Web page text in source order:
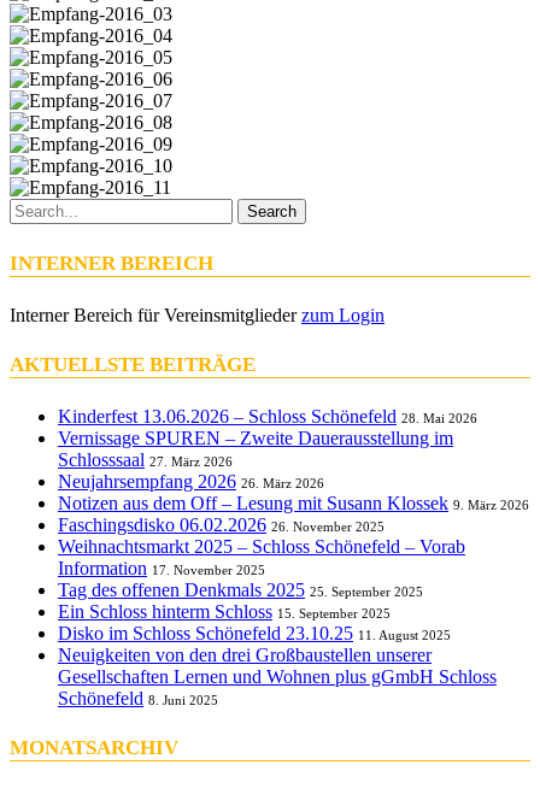
Search
INTERNER BEREICH
Interner Bereich für Vereinsmitgliederzum Login
AKTUELLSTE BEITRÄGE
Kinderfest 13.06.2026 – Schloss Schönefeld 28. Mai 2026
Vernissage SPUREN – Zweite Dauerausstellung im
Schlosssaal 27. März 2026
Neujahrsempfang 2026 26. März 2026
Notizen aus dem Off – Lesung mit Susann Klossek 9. März 2026
Faschingsdisko 06.02.2026 26. November 2025
Weihnachtsmarkt 2025 – Schloss Schönefeld – Vorab
Information 17. November 2025
Tag des offenen Denkmals 2025 25. September 2025
Ein Schloss hinterm Schloss 15. September 2025
Disko im Schloss Schönefeld 23.10.25 11. August 2025
Neuigkeiten von den drei Großbaustellen unserer
Gesellschaften Lernen und Wohnen plus gGmbH Schloss
Schönefeld 8. Juni 2025
MONATSARCHIV